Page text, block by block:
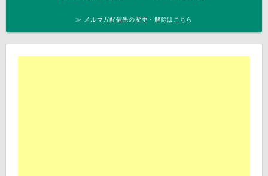
≫ メルマガ配信先の変更・解除はこちら